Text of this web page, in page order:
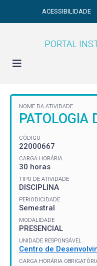
ACESSIBILIDADE
PORTAL
NOME DA ATIVIDADE
PATOLOGIA
CÓDIGO
22000667
CARGA HORÁRIA
30 horas
TIPO DE ATIVIDADE
DISCIPLINA
PERIODICIDADE
Semestral
MODALIDADE
PRESENCIAL
UNIDADE RESPONSÁVEL
Centro de
CARGA HORÁRIA